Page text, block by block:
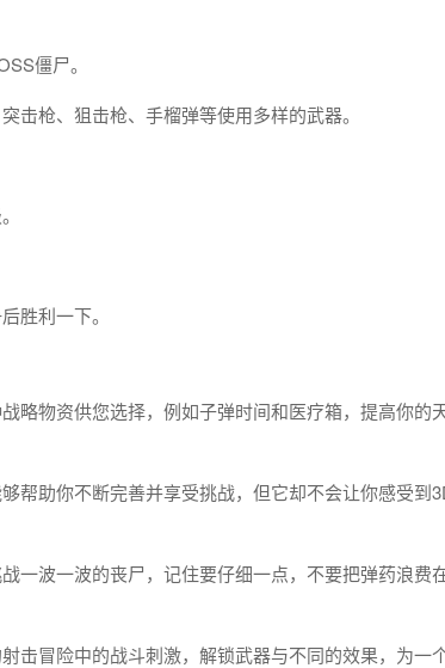
僵尸。
击枪、狙击枪、手榴弹等使用多样的武器。
胜利一下。
略物资供您选择，例如子弹时间和医疗箱，提高你的
帮助你不断完善并享受挑战，但它却不会让你感受到
一波一波的丧尸，记住要仔细一点，不要把弹药浪费
击冒险中的战斗刺激，解锁武器与不同的效果，为一